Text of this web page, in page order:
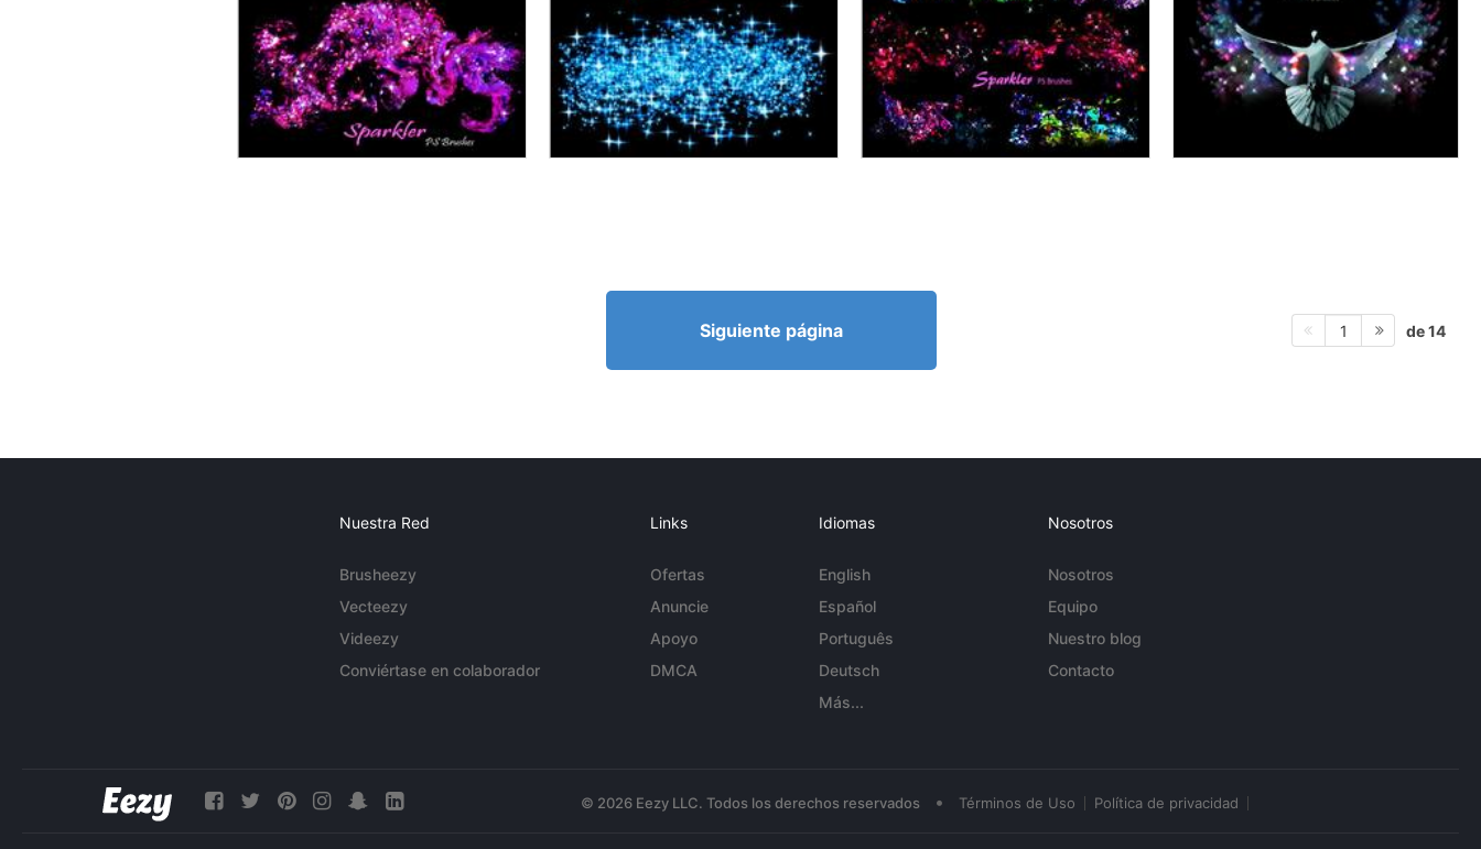
Siguiente página 1 de 14
Nuestra Red
Brusheezy
Vecteezy
Videezy
Conviértase en colaborador
Links
Ofertas
Anuncie
Apoyo
DMCA
Idiomas
English
Español
Português
Deutsch
Más...
Nosotros
Nosotros
Equipo
Nuestro blog
Contacto
© 2026 Eezy LLC. Todos los derechos reservados • Términos de Uso Política de privacidad